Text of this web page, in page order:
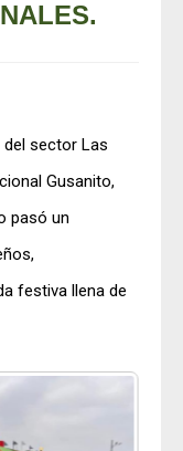
sector Las
Gusanito,
pasó un
festiva llena de